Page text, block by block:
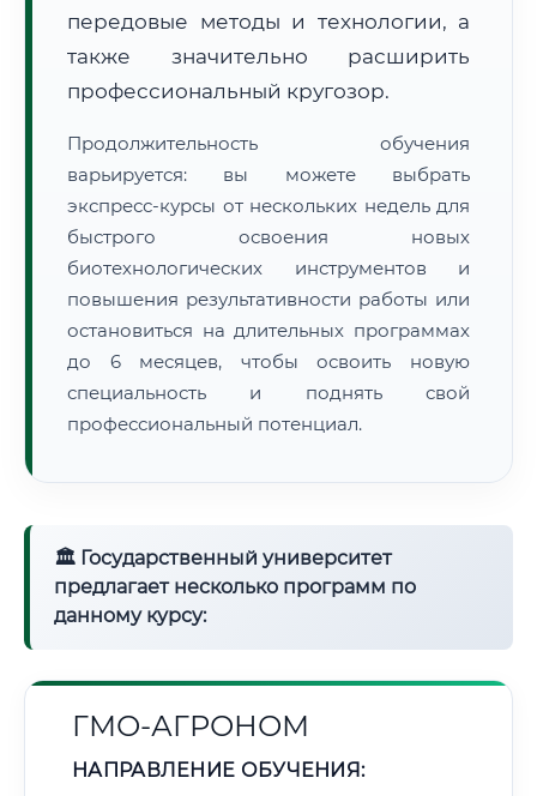
📜 Документы и аккредитация ФИС ФРДО
Нажмите на документ для увеличения и просмотра
передовые методы и технологии, а
также значительно расширить
профессиональный кругозор.
Продолжительность обучения
варьируется: вы можете выбрать
экспресс-курсы от нескольких недель для
быстрого освоения новых
биотехнологических инструментов и
повышения результативности работы или
остановиться на длительных программах
до 6 месяцев, чтобы освоить новую
специальность и поднять свой
профессиональный потенциал.
🏛 Государственный университет
предлагает несколько программ по
данному курсу:
ГМО-АГРОНОМ
НАПРАВЛЕНИЕ ОБУЧЕНИЯ: